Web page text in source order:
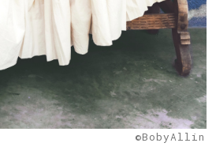
©BobyAllin